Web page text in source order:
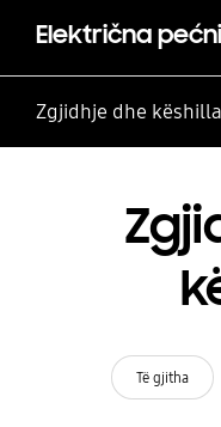
Zgjidhje dhe këshilla
Të gjitha